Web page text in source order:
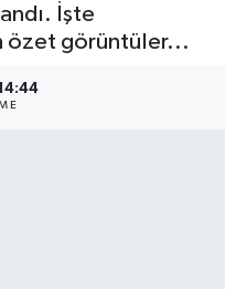
İşte
özet görüntüler...